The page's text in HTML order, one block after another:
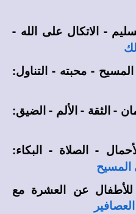
- الاتكال على الله -
- محبته - التناول:
- الثقة - الألم - الضيق:
- الصلاة - البكاء:
للأطفال عن العشرة مع